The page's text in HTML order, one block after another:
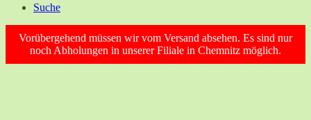
Suche
Vorübergehend müssen wir vom Versand absehen. Es sind nur
noch Abholungen in unserer Filiale in Chemnitz möglich.